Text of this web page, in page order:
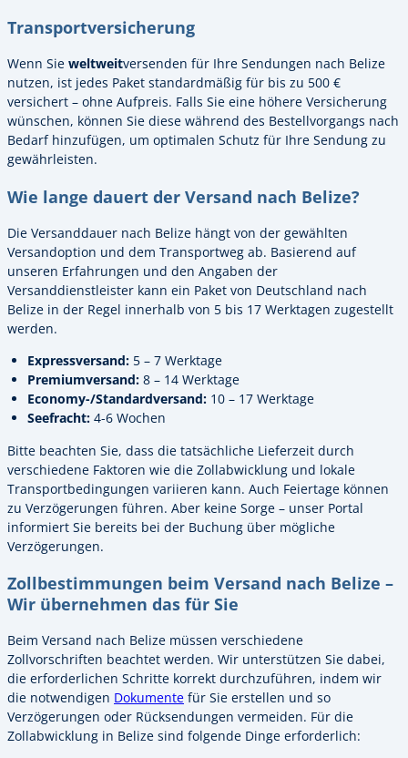
Transportversicherung
Wenn Sie weltweitversenden für Ihre Sendungen nach Belize
nutzen, ist jedes Paket standardmäßig für bis zu 500 €
versichert – ohne Aufpreis. Falls Sie eine höhere Versicherung
wünschen, können Sie diese während des Bestellvorgangs nach
Bedarf hinzufügen, um optimalen Schutz für Ihre Sendung zu
gewährleisten.
Wie lange dauert der Versand nach Belize?
Die Versanddauer nach Belize hängt von der gewählten
Versandoption und dem Transportweg ab. Basierend auf
unseren Erfahrungen und den Angaben der
Versanddienstleister kann ein Paket von Deutschland nach
Belize in der Regel innerhalb von 5 bis 17 Werktagen zugestellt
werden.
Expressversand: 5 – 7 Werktage
Premiumversand: 8 – 14 Werktage
Economy-/Standardversand: 10 – 17 Werktage
Seefracht: 4-6 Wochen
Bitte beachten Sie, dass die tatsächliche Lieferzeit durch
verschiedene Faktoren wie die Zollabwicklung und lokale
Transportbedingungen variieren kann. Auch Feiertage können
zu Verzögerungen führen. Aber keine Sorge – unser Portal
informiert Sie bereits bei der Buchung über mögliche
Verzögerungen.
Zollbestimmungen beim Versand nach Belize –
Wir übernehmen das für Sie
Beim Versand nach Belize müssen verschiedene
Zollvorschriften beachtet werden. Wir unterstützen Sie dabei,
die erforderlichen Schritte korrekt durchzuführen, indem wir
die notwendigen Dokumente für Sie erstellen und so
Verzögerungen oder Rücksendungen vermeiden. Für die
Zollabwicklung in Belize sind folgende Dinge erforderlich: